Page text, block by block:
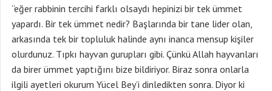
“eğer rabbinin tercihi farklı olsaydı hepinizi bir tek ümmet
yapardı. Bir tek ümmet nedir? Başlarında bir tane lider olan,
arkasında tek bir topluluk halinde aynı inanca mensup kişiler
olurdunuz. Tıpkı hayvan gurupları gibi. Çünkü Allah hayvanları
da birer ümmet yaptığını bize bildiriyor. Biraz sonra onlarla
ilgili ayetleri okurum Yücel Bey’i dinledikten sonra. Diyor ki